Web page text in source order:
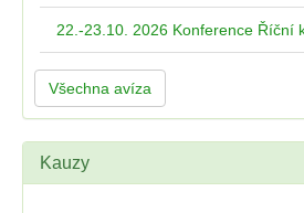
22.-23.10. 2026 Konference Říční
Všechna avíza
Kauzy